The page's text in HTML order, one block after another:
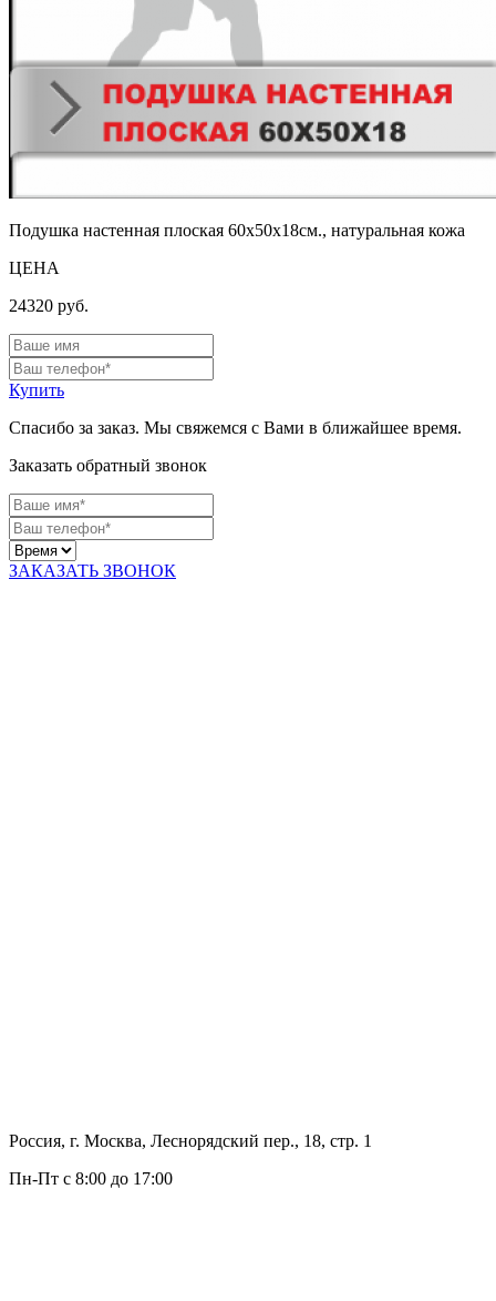
Подушка настенная плоская 60х50х18см., натуральная кожа
ЦЕНА
24320 руб.
Купить
Спасибо за заказ. Мы свяжемся с Вами в ближайшее время.
Заказать обратный звонок
ЗАКАЗАТЬ ЗВОНОК
Россия, г. Москва, Леснорядский пер., 18, стр. 1
Пн-Пт с 8:00 до 17:00